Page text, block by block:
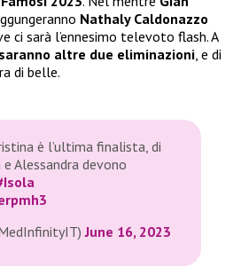
Nathaly Caldonazzo
ci sarà l’ennesimo televoto flash. A
altre due eliminazioni, e di
di belle.
è l’ultima finalista, di
Alessandra devono
June 16, 2023